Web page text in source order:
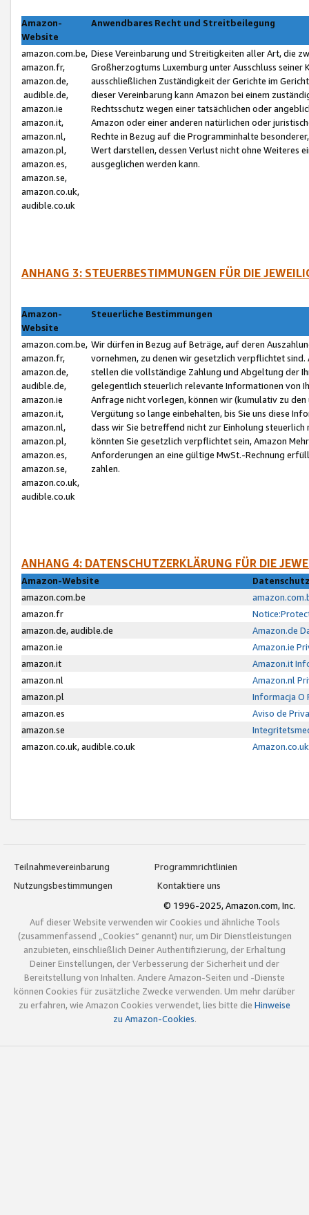
Amazon-
Website
Anwendbares Recht und Streitbeilegung
amazon.com.be,
amazon.fr,
amazon.de,
audible.de,
amazon.ie
amazon.it,
amazon.nl,
amazon.pl,
amazon.es,
amazon.se,
amazon.co.uk,
audible.co.uk
Diese Vereinbarung und Streitigkeiten aller Art, die
Großherzogtums Luxemburg unter Ausschluss
ausschließlichen Zuständigkeit der Gerichte im
dieser Vereinbarung kann Amazon bei einem
Rechtsschutz wegen einer tatsächlichen oder
Amazon oder einer anderen natürlichen oder
Rechte in Bezug auf die Programminhalte
Wert darstellen, dessen Verlust nicht ohne Weiteres
ausgeglichen werden kann.
ANHANG 3: STEUERBESTIMMUNGEN FÜR DIE
Amazon-
Website
Steuerliche Bestimmungen
amazon.com.be,
amazon.fr,
amazon.de,
audible.de,
amazon.ie
amazon.it,
amazon.nl,
amazon.pl,
amazon.es,
amazon.se,
amazon.co.uk,
audible.co.uk
Wir dürfen in Bezug auf Beträge, auf deren
vornehmen, zu denen wir gesetzlich verpflichtet
stellen die vollständige Zahlung und Abgeltung der
gelegentlich steuerlich relevante Informationen von
Anfrage nicht vorlegen, können wir (kumulativ zu
Vergütung so lange einbehalten, bis Sie uns diese
dass wir Sie betreffend nicht zur Einholung
könnten Sie gesetzlich verpflichtet sein, Amazon
Anforderungen an eine gültige MwSt.-Rechnung
zahlen.
ANHANG 4: DATENSCHUTZERKLÄRUNG FÜR DIE
Amazon-Website
amazon.com.be
amazon.fr
amazon.de, audible.de
Amazon.de
amazon.ie
Amazon.ie
amazon.it
Amazon.it
amazon.nl
Amazon.nl
amazon.pl
Informacja O
amazon.es
Aviso de
amazon.se
amazon.co.uk, audible.co.uk
Teilnahmevereinbarung
Programmrichtlinien
Nutzungsbestimmungen
Kontaktiere uns
© 1996-2025, Amazon.com, Inc.
Auf dieser Website verwenden wir Cookies und ähnliche Tools
(zusammenfassend „Cookies“ genannt) nur, um Dir Dienstleistungen
anzubieten, einschließlich Deiner Authentifizierung, der Erhaltung
Deiner Einstellungen, der Verbesserung der Sicherheit und der
Bereitstellung von Inhalten. Andere Amazon-Seiten und -Dienste
können Cookies für zusätzliche Zwecke verwenden. Um mehr darüber
zu erfahren, wie Amazon Cookies verwendet, lies bitte die Hinweise
zu Amazon-Cookies.